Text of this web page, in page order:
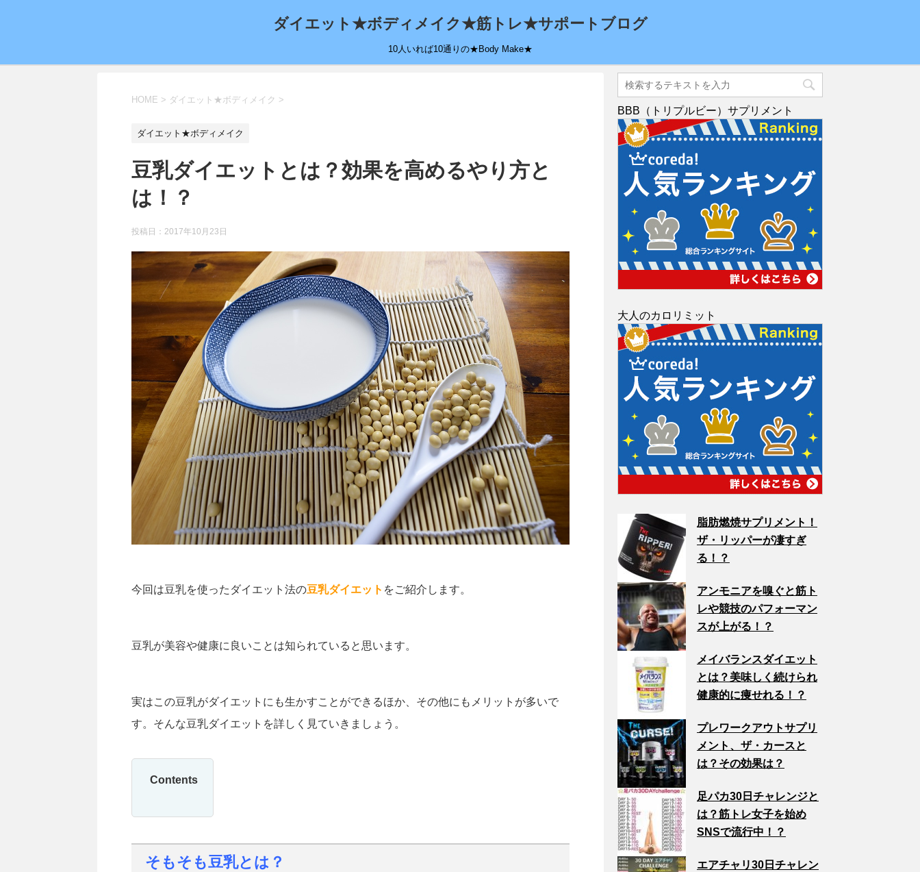
ダイエット★ボディメイク★筋トレ★サポートブログ
10人いれば10通りの★Body Make★
HOME > ダイエット★ボディメイク >
ダイエット★ボディメイク
豆乳ダイエットとは？効果を高めるやり方と
は！？
投稿日： 2017年10月23日
今回は豆乳を使ったダイエット法の豆乳ダイエット をご紹介します。
豆乳が美容や健康に良いことは知られていると思います。
実はこの豆乳がダイエットにも生かすことができるほか、その他にもメリットが多いで
す。そんな豆乳ダイエットを詳しく見ていきましょう。
Contents
そもそも豆乳とは？
BBB（トリプルビー）サプリメント
大人のカロリミット
脂肪燃焼サプリメント！
ザ・リッパーが凄すぎ
る！？
アンモニアを嗅ぐと筋ト
レや競技のパフォーマン
スが上がる！？
メイバランスダイエット
とは？美味しく続けられ
健康的に痩せれる！？
プレワークアウトサプリ
メント、ザ・カースと
は？その効果は？
足パカ30日チャレンジと
は？筋トレ女子を始め
SNSで流行中！？
エアチャリ30日チャレン